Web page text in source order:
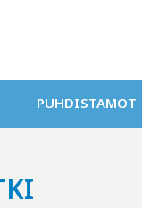
PUHDISTAMOT